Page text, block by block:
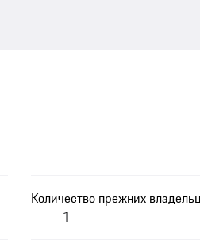
Количество прежних
1